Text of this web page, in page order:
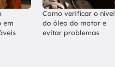
em
Como verificar o nível
do óleo do motor e
evitar problemas